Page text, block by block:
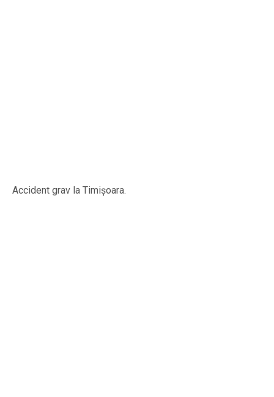
Accident grav la Timișoara.